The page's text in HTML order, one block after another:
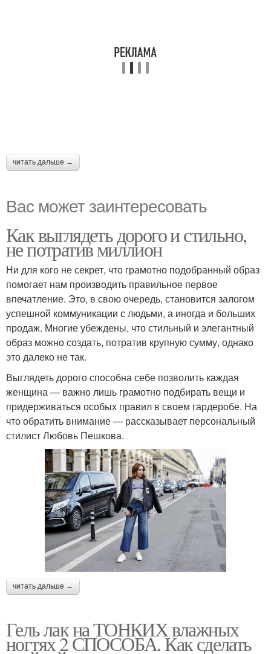
читать дальше →
Вас может заинтересовать
Как выглядеть дорого и стильно,
не потратив миллион
Ни для кого не секрет, что грамотно подобранный образ
помогает нам производить правильное первое
впечатление. Это, в свою очередь, становится залогом
успешной коммуникации с людьми, а иногда и больших
продаж. Многие убеждены, что стильный и элегантный
образ можно создать, потратив крупную сумму, однако
это далеко не так.
Выглядеть дорого способна себе позволить каждая
женщина — важно лишь грамотно подбирать вещи и
придерживаться особых правил в своем гардеробе. На
что обратить внимание — рассказывает персональный
стилист Любовь Пешкова.
читать дальше →
Гель лак на ТОНКИХ влажных
ногтях 2 СПОСОБА. Как сделать